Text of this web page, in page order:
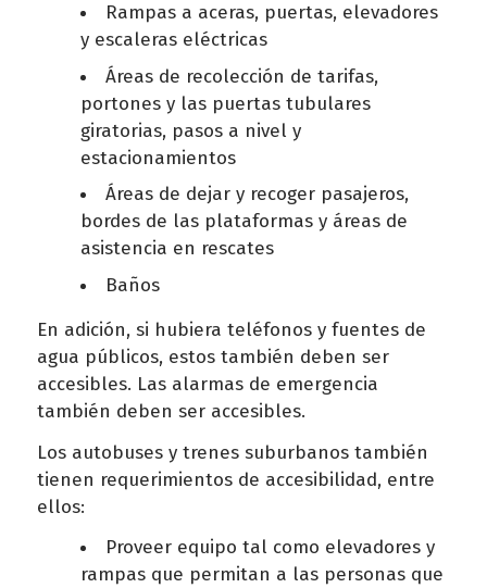
Rampas a aceras, puertas, elevadores
y escaleras eléctricas
Áreas de recolección de tarifas,
portones y las puertas tubulares
giratorias, pasos a nivel y
estacionamientos
Áreas de dejar y recoger pasajeros,
bordes de las plataformas y áreas de
asistencia en rescates
Baños
En adición, si hubiera teléfonos y fuentes de
agua públicos, estos también deben ser
accesibles. Las alarmas de emergencia
también deben ser accesibles.
Los autobuses y trenes suburbanos también
tienen requerimientos de accesibilidad, entre
ellos:
Proveer equipo tal como elevadores y
rampas que permitan a las personas que